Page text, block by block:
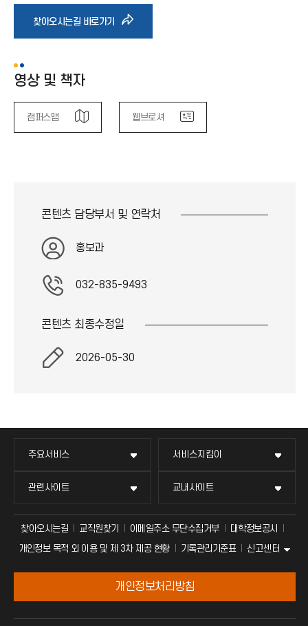
표
→
화
살
→
)
찾아오시는길 바로가기
영상 및 책자
캠퍼스맵 웹브로셔
콘텐츠 담당부서 및 연락처
홍보과
032-835-9493
콘텐츠 최종수정일
2026-05-30
주요서비스 서비스지킴이
관련사이트 교내사이트
찾아오시는길 교직원찾기 이메일주소 무단수집거부
대학정보공시
개인정보 목적 외 이용 및 제 3차 제공 현황
기록관리기준표 신고센터
개인정보처리방침